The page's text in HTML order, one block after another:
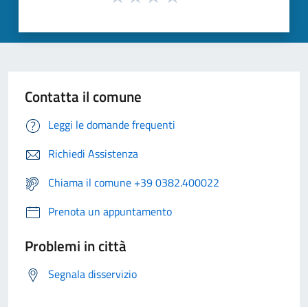
Contatta il comune
Leggi le domande frequenti
Richiedi Assistenza
Chiama il comune +39 0382.400022
Prenota un appuntamento
Problemi in città
Segnala disservizio